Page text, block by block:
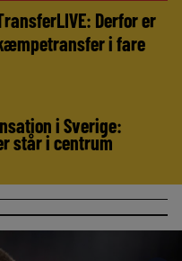
Derfor er
i fare
i Sverige:
står i centrum